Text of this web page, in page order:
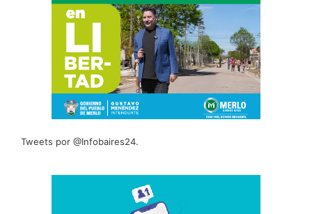
Tweets por @Infobaires24.